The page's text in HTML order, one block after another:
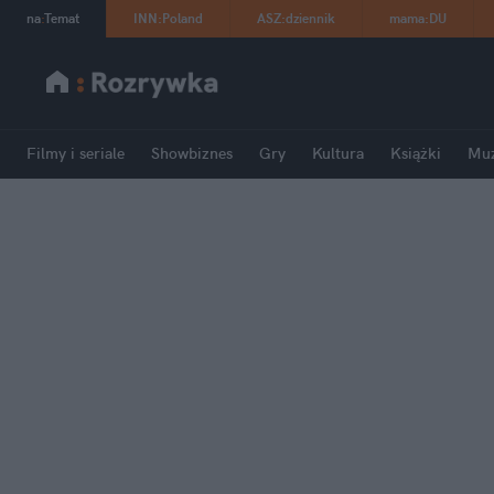
na:Temat INN:Poland ASZ:dziennik mama:DU
Filmy i seriale Showbiznes Gry Kultura Książki